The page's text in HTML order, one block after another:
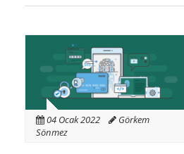
04 Ocak 2022
Görkem
Sönmez